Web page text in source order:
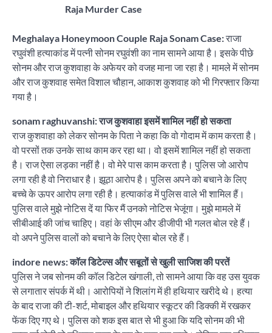
Raja Murder Case
Meghalaya Honeymoon Couple Raja Sonam Case:राजा
रघुवंशी हत्याकांड में पत्नी सोनम रघुवंशी का नाम सामने आया है। इसके पीछे
सोनम और राज कुशवाहा के अफेयर को वजह माना जा रहा है। मामले में सोनम
और राज कुशवाह समेत विशाल चौहान, आकाश कुशवाह को भी गिरफ्तार किया
गया है।
sonam raghuvanshi: राज कुशवाहा इसमें शामिल नहीं हो सकता
राज कुशवाहा को लेकर सोनम के पिता ने कहा कि वो गोदाम में काम करता है।
वो परसों तक उनके साथ काम कर रहा था। वो इसमें शामिल नहीं हो सकता
है। राज ऐसा लड़का नहीं है। वो मेरे पास काम करता है। पुलिस जो आरोप
लगा रही है वो निराधार है। झूठा आरोप है। पुलिस अपने को बचाने के लिए
बच्चे के ऊपर आरोप लगा रही है। हत्याकांड में पुलिस वाले भी शामिल हैं।
पुलिस वाले मुझे नोटिस दें या फिर मैं उनको नोटिस भेजूंगा। मुझे मामले में
सीबीआई की जांच चाहिए। वहां के सीएम और डीजीपी भी गलत बोल रहे हैं।
वो अपने पुलिस वालों को बचाने के लिए ऐसा बोल रहे हैं।
indore news: कॉल डिटेल्स और सबूतों से खुली साजिश की परतें
पुलिस ने जब सोनम की कॉल डिटेल खंगाली, तो सामने आया कि वह उस युवक
से लगातार संपर्क में थी। आरोपियों ने शिलांग में ही हथियार खरीदे थे। हत्या
के बाद राजा की टी-शर्ट, मोबाइल और हथियार स्कूटर की डिक्की में रखकर
फेंक दिए गए थे। पुलिस को शक इस बात से भी हुआ कि यदि सोनम की भी